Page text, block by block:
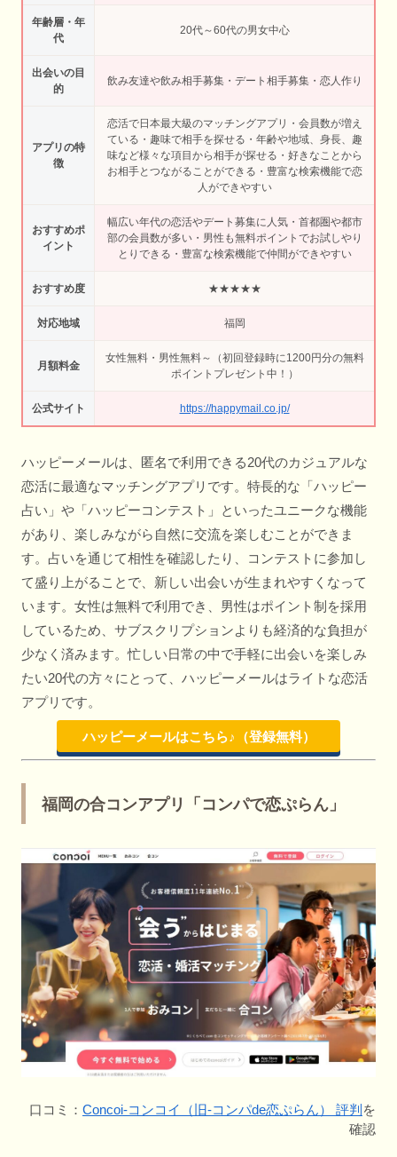
年齢層・年
代
20代～60代の男女中心
出会いの目
的
飲み友達や飲み相手募集・デート相手募集・恋人作り
アプリの特
徴
恋活で日本最大級のマッチングアプリ・会員数が増え
ている・趣味で相手を探せる・年齢や地域、身長、趣
味など様々な項目から相手が探せる・好きなことから
お相手とつながることができる・豊富な検索機能で恋
人ができやすい
おすすめポ
イント
幅広い年代の恋活やデート募集に人気・首都圏や都市
部の会員数が多い・男性も無料ポイントでお試しやり
とりできる・豊富な検索機能で仲間ができやすい
おすすめ度 ★★★★★
対応地域 福岡
月額料金
女性無料・男性無料～（初回登録時に1200円分の無料
ポイントプレゼント中！）
公式サイト https://happymail.co.jp/
ハッピーメールは、匿名で利用できる20代のカジュアルな
恋活に最適なマッチングアプリです。特長的な「ハッピー
占い」や「ハッピーコンテスト」といったユニークな機能
があり、楽しみながら自然に交流を楽しむことができま
す。占いを通じて相性を確認したり、コンテストに参加し
て盛り上がることで、新しい出会いが生まれやすくなって
います。女性は無料で利用でき、男性はポイント制を採用
しているため、サブスクリプションよりも経済的な負担が
少なく済みます。忙しい日常の中で手軽に出会いを楽しみ
たい20代の方々にとって、ハッピーメールはライトな恋活
アプリです。
ハッピーメールはこちら♪（登録無料）
福岡の合コンアプリ「コンパで恋ぷらん」
口コミ： Concoi-コンコイ（旧-コンパde恋ぷらん） 評判 を
確認